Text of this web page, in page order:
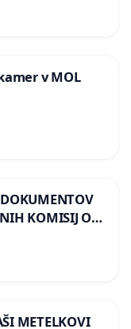
v MOL
KOMISIJ O
METELKOVI